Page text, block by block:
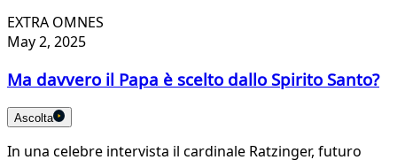
EXTRA OMNES
May 2, 2025
Ma davvero il Papa è scelto dallo Spirito Santo?
Ascolta
In una celebre intervista il cardinale Ratzinger, futuro